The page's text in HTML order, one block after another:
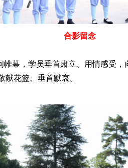
合影留念
，学员垂首肃立、用情感受，
献花篮、垂首默哀。